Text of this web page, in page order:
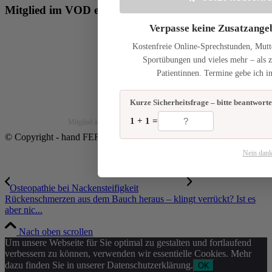
Mitglied im VOD e.V.
Mitglied im VOD e.V.
Kinderosteopathie-Siegel
© Copyright - hand FERTIG keiten im Taunus
Osteopathie bei Nackensteifigkeit
Rückenschmerzen aus dem Bauch heraus – klingt verrückt? Ist es
aber nic...
Nach oben scrollen
Verpasse keine
Kostenfreie Online-Sprechstunden,
Sportübungen und vieles mehr – als
Patientinnen. Termine gebe ich
Kurze Sicherheitsfrage – bitte
1 + 1 =
Nein
Um unsere Webseite für Sie optimal zu gestalten und fortlaufend
verbessern zu können, verwenden wir essentielle Cookies. Mehr
dazu finden Sie in unserer Datenschutzerklärung. OK